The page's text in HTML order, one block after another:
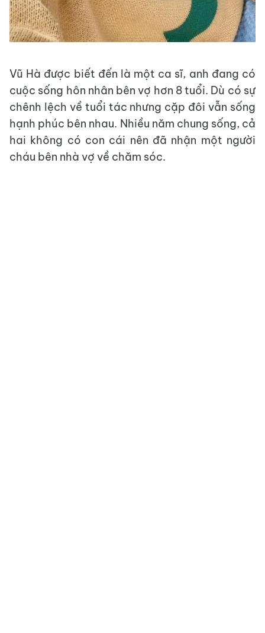
Vũ Hà được biết đến là một ca sĩ, anh đang có
cuộc sống hôn nhân bên vợ hơn 8 tuổi. Dù có sự
chênh lệch về tuổi tác nhưng cặp đôi vẫn sống
hạnh phúc bên nhau. Nhiều năm chung sống, cả
hai không có con cái nên đã nhận một người
cháu bên nhà vợ về chăm sóc.